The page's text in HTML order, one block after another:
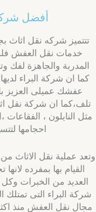
أفضل
تتتميز شركه نقل اثاث
خدمات نقل العفش
المدربة والجاهزة لفك
كما ان شركة البراء
عفشك عميلى العزيز
تلف،كما ان شركة نقل
مثل النايلون ، الفقاعات
احجامها
عملية نقل الاثاث من
القيام بها بمفرده
العديد من الخبرات
شركة البراء التى